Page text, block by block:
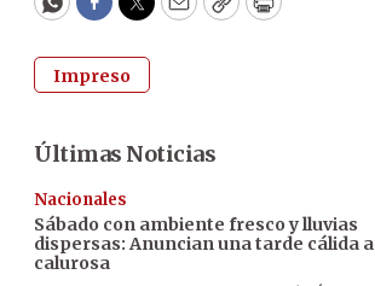
WhatsApp
Facebook
Twitter
EmailCopyPrint
Impreso
Últimas Noticias
Nacionales
Sábado con ambiente fresco y lluvias
dispersas: Anuncian una tarde cálida a
calurosa